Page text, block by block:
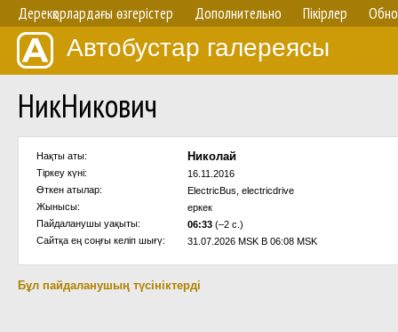
Дерекқорлардағы өзгерістер Дополнительно Пікірлер
Автобустар галереясы
НикНикович
Нақты аты: Николай
Тіркеу күні:
16.11.2016
Өткен атылар:
ElectricBus, electricdrive
Жынысы:
еркек
Пайдаланушы уақыты:
06:33 (–2 с.)
Сайтқа ең соңғы келіп шығү:
31.07.2026 MSK В 06:08 MSK
Бұл пайдаланушың түсініктерді